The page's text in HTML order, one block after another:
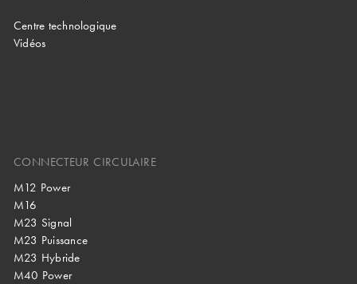
Centre technologique
Vidéos
CONNECTEUR CIRCULAIRE
M12 Power
M16
M23 Signal
M23 Puissance
M23 Hybride
M40 Power